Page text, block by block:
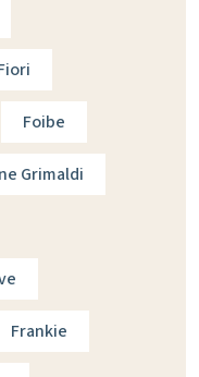
Foibe
Grimaldi
Frankie